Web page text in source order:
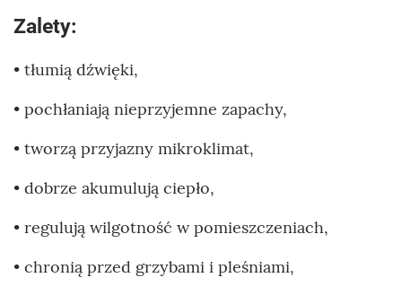
Zalety:
• tłumią dźwięki,
• pochłaniają nieprzyjemne zapachy,
• tworzą przyjazny mikroklimat,
• dobrze akumulują ciepło,
• regulują wilgotność w pomieszczeniach,
• chronią przed grzybami i pleśniami,